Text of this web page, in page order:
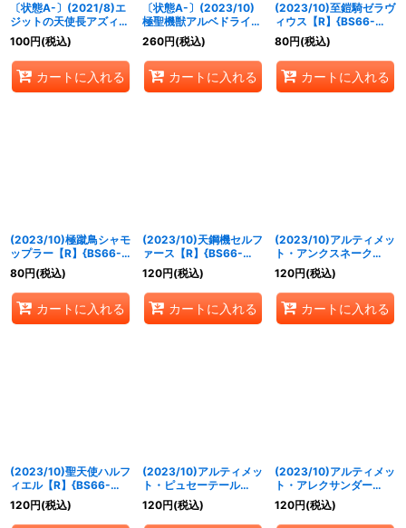
〔状態A-〕(2021/8)エ
ジットの天使長アズィー
エル【M】{BS57-059}
《黄》
100円(税込)
カートに入れる
〔状態A-〕(2023/10)
極聖機獣アルベドライア
ン【X】{BS66-X08}
《白》
260円(税込)
カートに入れる
(2023/10)至鎧騎ゼラヴ
ィウス【R】{BS66-
061}《青》
80円(税込)
カートに入れる
(2023/10)極蹴鳥シャモ
ップラー【R】{BS66-
057}《緑》
80円(税込)
カートに入れる
(2023/10)天鋼機セルフ
ァース【R】{BS66-
058}《白》
120円(税込)
カートに入れる
(2023/10)アルティメッ
ト・アンクスネーク
【R】{BS66-056}
《紫》
120円(税込)
カートに入れる
(2023/10)聖天使ハルフ
ィエル【R】{BS66-
060}《黄》
120円(税込)
(2023/10)アルティメッ
ト・ピュセーテール
【R】{BS66-059}
《黄》
120円(税込)
(2023/10)アルティメッ
ト・アレクサンダー
【M】{BS66-RV003}
《青》
120円(税込)